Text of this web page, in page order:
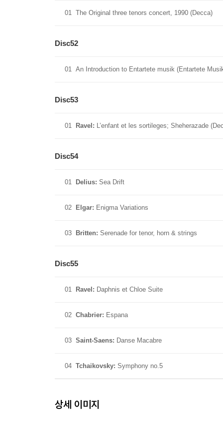
01 The Original three tenors concert, 1990 (Decca)
Disc52
01 An Introduction to Entartete musik (Entartete
Disc53
01 Ravel: L’enfant et les sortileges; Sheherazade
Disc54
01 Delius: Sea Drift
02 Elgar: Enigma Variations
03 Britten: Serenade for tenor, horn & strings
Disc55
01 Ravel: Daphnis et Chloe Suite
02 Chabrier: Espana
03 Saint-Saens: Danse Macabre
04 Tchaikovsky: Symphony no.5
상세 이미지